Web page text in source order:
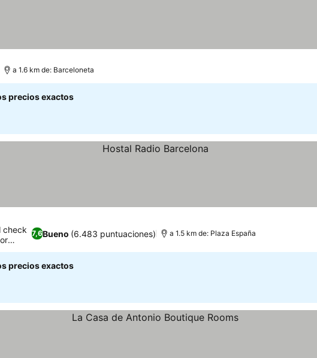
a 1.6 km de: Barceloneta
precios exactos
7,6Bueno (6.483 puntuaciones)
check
a 1.5 km de: Plaza España
precios exactos